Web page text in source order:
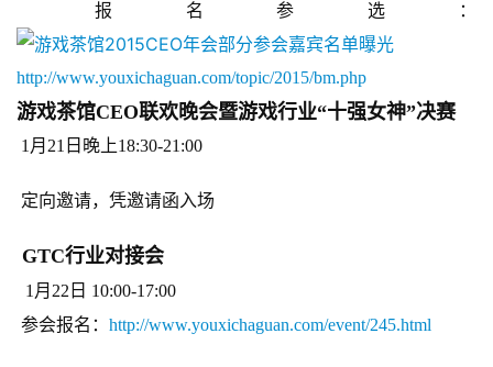
报名参选：
http://www.youxichaguan.com/topic/2015/bm.php
游戏茶馆CEO联欢晚会暨游戏行业“十强女神”决赛
1月21日晚上18:30-21:00
定向邀请，凭邀请函入场
GTC行业对接会
1月22日 10:00-17:00
参会报名： http://www.youxichaguan.com/event/245.html